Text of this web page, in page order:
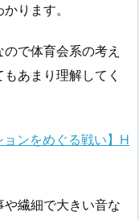
ります。
で体育会系の考え
あまり理解してく
ョンをめぐる戦い】H
繊細で大きい音な